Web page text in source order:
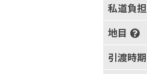
私道負担
地目
引渡時期